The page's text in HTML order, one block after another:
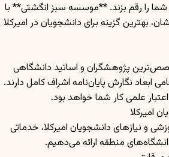
را رقم بزند. **موسسه سبز انگشتی** با
بهترین گزینه برای دانشجویان در امیرکلا
پژوهشگران و اساتید دانشگاهی
نگارش پایان‌نامه اشراف کامل دارند.
علمی کار شما خواهد بود.
امیرکلا
و نیازهای دانشجویان امیرکلا، خدماتی
منطقه ارائه می‌دهیم.